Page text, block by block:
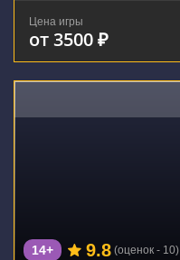
Цена игры
от 3500 ₽
14+ 9.8 (оценок - 10)